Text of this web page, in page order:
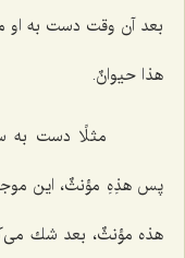
بعد آن وقت دست به او
هذا حیوانٌ.
مثلًا دست به
پس هذِهِ مؤنثٌ، این
هذه مؤنثٌ، بعد شك